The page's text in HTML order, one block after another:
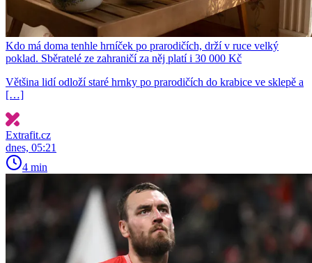
Kdo má doma tenhle hrníček po prarodičích, drží v ruce velký
poklad. Sběratelé ze zahraničí za něj platí i 30 000 Kč
Většina lidí odloží staré hrnky po prarodičích do krabice ve sklepě a
[…]
Extrafit.cz
dnes, 05:21
4 min